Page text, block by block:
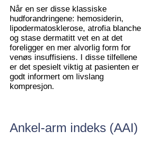
Når en ser disse klassiske
hudforandringene: hemosiderin,
lipodermatosklerose, atrofia blanche
og stase dermatitt vet en at det
foreligger en mer alvorlig form for
venøs insuffisiens. I disse tilfellene
er det spesielt viktig at pasienten er
godt informert om livslang
kompresjon.
Ankel-arm indeks (AAI)